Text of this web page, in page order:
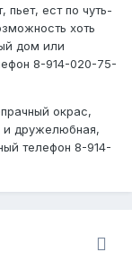
пьет, ест по чуть-
хоть
дом или
8-914-020-75-
окрас,
и дружелюбная,
телефон 8-914-